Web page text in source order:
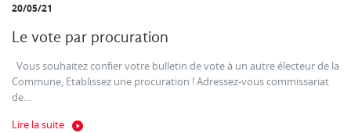
20/05/21
Le vote par procuration
Vous souhaitez confier votre bulletin de vote à un autre électeur de la
Commune, Etablissez une procuration ! Adressez-vous commissariat
de...
Lire la suite